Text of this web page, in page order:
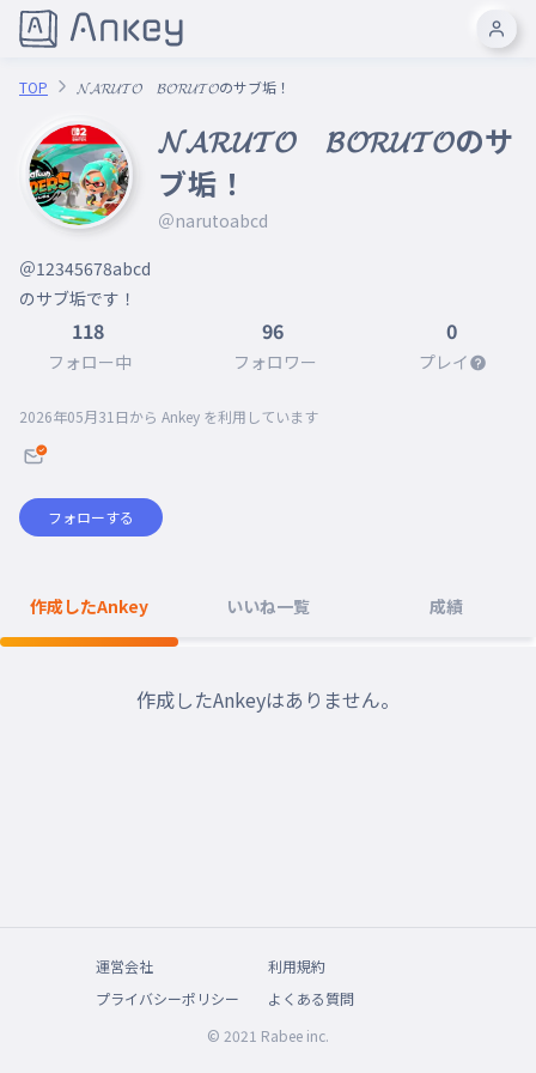
TOP 𝓝𝓐𝓡𝓤𝓣𝓞 𝓑𝓞𝓡𝓤𝓣𝓞のサブ垢！
𝓝𝓐𝓡𝓤𝓣𝓞 𝓑𝓞𝓡𝓤𝓣𝓞のサ
ブ垢！
＠narutoabcd
＠12345678abcd
のサブ垢です！
118
フォロー中
96
フォロワー
0
プレイ
2026年05月31日から Ankey を利用しています
フォローする
作成したAnkey いいね一覧 成績
作成したAnkeyはありません。
運営会社
利用規約
プライバシーポリシー
よくある質問
© 2021 Rabee inc.